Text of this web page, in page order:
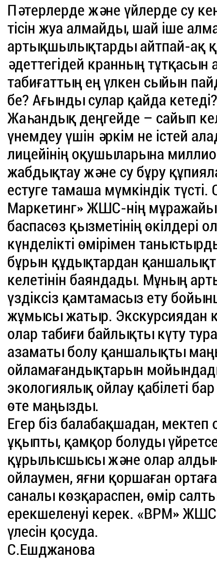
Пәтерлерде және үйлерде су
тісін жуа алмайды, шай іше
артықшылықтарды айтпай-ақ
әдеттегідей кранның
табиғаттың ең үлкен сыйын
бе? Ағынды сулар қайда
Жаһандық деңгейде – сайып
үнемдеу үшін әркім не істей
лицейінің оқушыларына
жабдықтау және су бұру
естуге тамаша мүмкіндік
Маркетинг» ЖШС-нің
баспасөз қызметінің
күнделікті өмірімен
бұрын құдықтардан
келетінін баяндады. Мұның
үздіксіз қамтамасыз ету
жұмысы жатыр. Экскурсиядан
олар табиғи байлықты күту
азаматы болу қаншалықты
ойламағандықтарын
экологиялық ойлау қабілеті
өте маңызды.
Егер біз балабақшадан,
ұқыпты, қамқор болуды
құрылысшысы және олар
ойлаумен, яғни қоршаған
саналы көзқараспен, өмір
ерекшеленуі керек. «BPM»
үлесін қосуда.
С.Ешджанова